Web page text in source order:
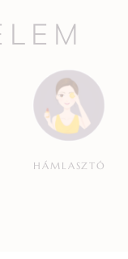
HÁMLASZTÓ